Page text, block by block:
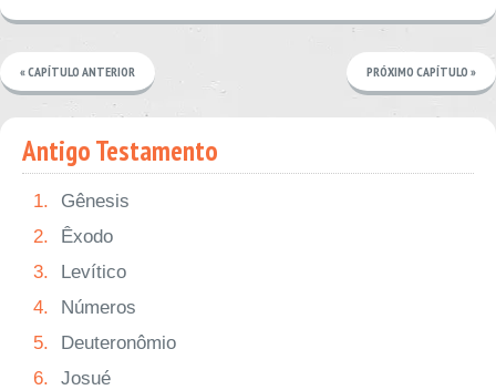
« CAPÍTULO ANTERIOR PRÓXIMO CAPÍTULO »
Antigo Testamento
1.
Gênesis
2.
Êxodo
3.
Levítico
4.
Números
5.
Deuteronômio
6.
Josué